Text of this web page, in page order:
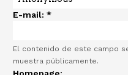
E-mail: *
El contenido de este campo
muestra públicamente.
Homepage: